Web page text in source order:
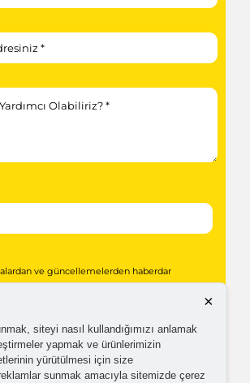
ve güncellemelerden haberdar
işlenmesine yönelik aydınlatma ve
×
siteyi nasıl kullandığımızı anlamak
yapmak ve ürünlerimizin
yürütülmesi için size
sunmak amacıyla sitemizde çerez